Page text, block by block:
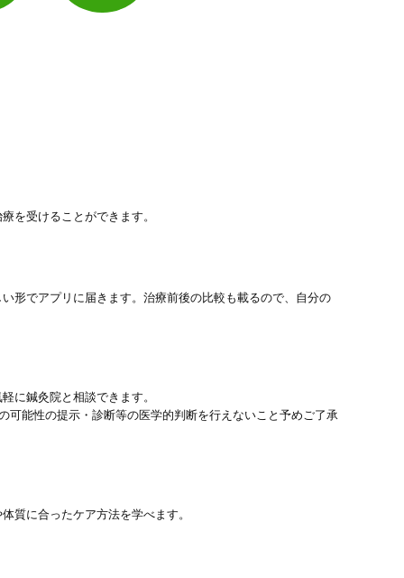
を受けることができます。
形でアプリに届きます。治療前後の比較も載るので、自分の
に鍼灸院と相談できます。
能性の提示・診断等の医学的判断を行えないこと予めご了承
質に合ったケア方法を学べます。